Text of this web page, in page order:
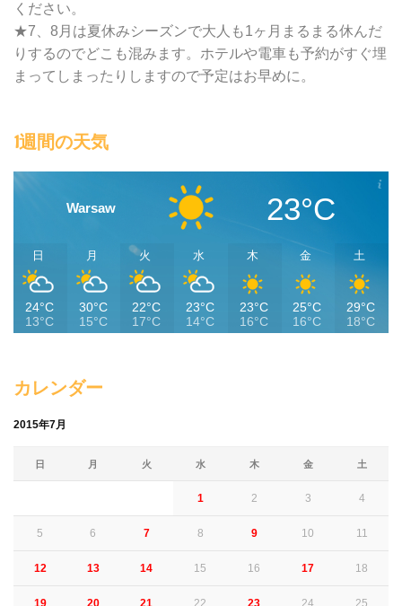
ください。
★7、8月は夏休みシーズンで大人も1ヶ月まるまる休んだ
りするのでどこも混みます。ホテルや電車も予約がすぐ埋
まってしまったりしますので予定はお早めに。
1週間の天気
Warsaw 23°C
日
24°C
13°C
月
30°C
15°C
火
22°C
17°C
水
23°C
14°C
木
23°C
16°C
金
25°C
16°C
土
29°C
18°C
カレンダー
2015年7月
日 月 火 水 木 金 土
1 2 3 4
5 6 7 8 9 10 11
12 13 14 15 16 17 18